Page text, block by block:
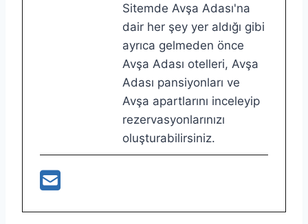
Sitemde Avşa Adası'na
dair her şey yer aldığı gibi
ayrıca gelmeden önce
Avşa Adası otelleri, Avşa
Adası pansiyonları ve
Avşa apartlarını inceleyip
rezervasyonlarınızı
oluşturabilirsiniz.